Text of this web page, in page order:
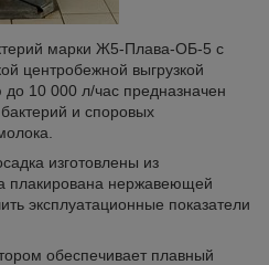
марки Ж5-Плава-ОБ-5 с
центробежной выгрузкой
до 10 000 л/час предназначен
и споровых
изготовлены из
плакирована нержавеющей
эксплуатационные показатели
обеспечивает плавный